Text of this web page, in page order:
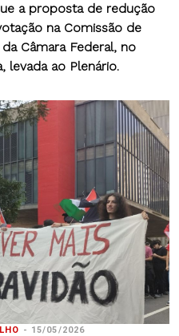
a proposta de redução
na Comissão de
Câmara Federal, no
levada ao Plenário.
- 15/05/2026